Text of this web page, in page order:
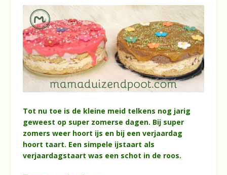
Tot nu toe is de kleine meid telkens nog jarig
geweest op super zomerse dagen. Bij super
zomers weer hoort ijs en bij een verjaardag
hoort taart. Een simpele ijstaart als
verjaardagstaart was een schot in de roos.